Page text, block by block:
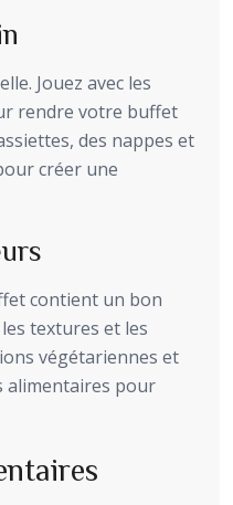
Jouez avec les
rendre votre buffet
des nappes et
créer une
contient un bon
textures et les
végétariennes et
alimentaires pour